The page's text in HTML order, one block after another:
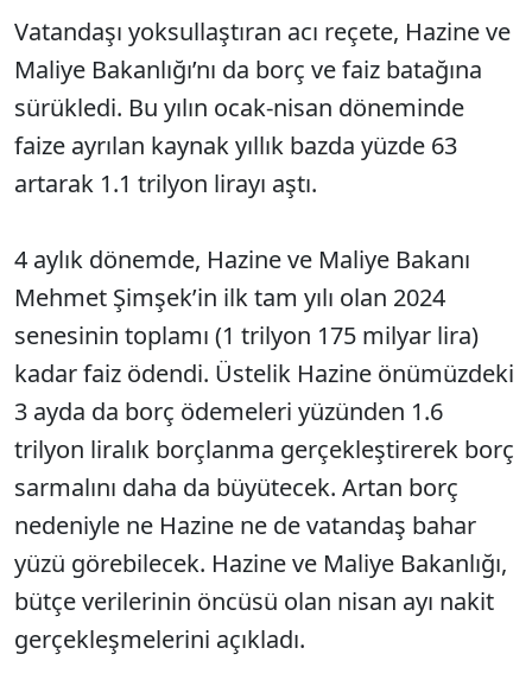
Vatandaşı yoksullaştıran acı reçete, Hazine ve
Maliye Bakanlığı’nı da borç ve faiz batağına
sürükledi. Bu yılın ocak-nisan döneminde
faize ayrılan kaynak yıllık bazda yüzde 63
artarak 1.1 trilyon lirayı aştı.
4 aylık dönemde, Hazine ve Maliye Bakanı
Mehmet Şimşek’in ilk tam yılı olan 2024
senesinin toplamı (1 trilyon 175 milyar lira)
kadar faiz ödendi. Üstelik Hazine önümüzdeki
3 ayda da borç ödemeleri yüzünden 1.6
trilyon liralık borçlanma gerçekleştirerek borç
sarmalını daha da büyütecek. Artan borç
nedeniyle ne Hazine ne de vatandaş bahar
yüzü görebilecek. Hazine ve Maliye Bakanlığı,
bütçe verilerinin öncüsü olan nisan ayı nakit
gerçekleşmelerini açıkladı.